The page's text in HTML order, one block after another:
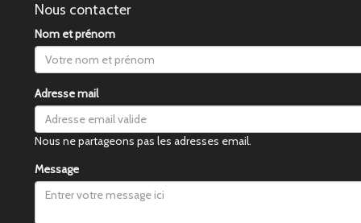
Nous contacter
Nom et prénom
Adresse mail
Nous ne partageons pas les adresses email.
Message